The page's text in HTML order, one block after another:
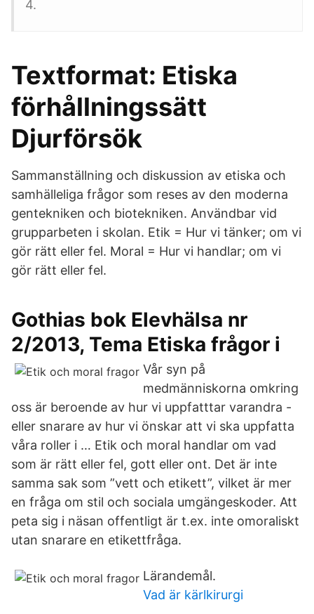
4.
Textformat: Etiska
förhållningssätt
Djurförsök
Sammanställning och diskussion av etiska och
samhälleliga frågor som reses av den moderna
gentekniken och biotekniken. Användbar vid
grupparbeten i skolan. Etik = Hur vi tänker; om vi
gör rätt eller fel. Moral = Hur vi handlar; om vi
gör rätt eller fel.
Gothias bok Elevhälsa nr
2/2013, Tema Etiska frågor i
Vår syn på
medmänniskorna omkring
oss är beroende av hur vi uppfatttar varandra -
eller snarare av hur vi önskar att vi ska uppfatta
våra roller i … Etik och moral handlar om vad
som är rätt eller fel, gott eller ont. Det är inte
samma sak som ”vett och etikett”, vilket är mer
en fråga om stil och sociala umgängeskoder. Att
peta sig i näsan offentligt är t.ex. inte omoraliskt
utan snarare en etikettfråga.
Lärandemål.
Vad är kärlkirurgi